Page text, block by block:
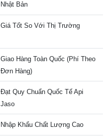
Nhật Bản
Giá Tốt So Với Thị Trường
Giao Hàng Toàn Quốc (Phí Theo
Đơn Hàng)
Đạt Quy Chuẩn Quốc Tế Api
Jaso
Nhập Khẩu Chất Lượng Cao